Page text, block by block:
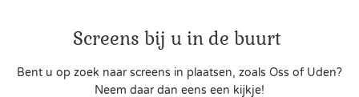
Screens bij u in de buurt
Bent u op zoek naar screens in plaatsen, zoals Oss of Uden?
Neem daar dan eens een kijkje!